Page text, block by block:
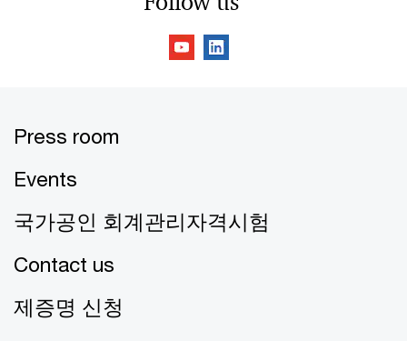
Press room
Events
국가공인 회계관리자격시험
Contact us
제증명 신청